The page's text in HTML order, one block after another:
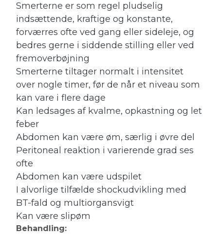
Smerterne er som regel pludselig
indsættende, kraftige og konstante,
forværres ofte ved gang eller sideleje, og
bedres gerne i siddende stilling eller ved
fremoverbøjning
Smerterne tiltager normalt i intensitet
over nogle timer, før de når et niveau som
kan vare i flere dage
Kan ledsages af kvalme, opkastning og let
feber
Abdomen kan være øm, særlig i øvre del
Peritoneal reaktion i varierende grad ses
ofte
Abdomen kan være udspilet
I alvorlige tilfælde shockudvikling med
BT-fald og multiorgansvigt
Kan være slipøm
Behandling: